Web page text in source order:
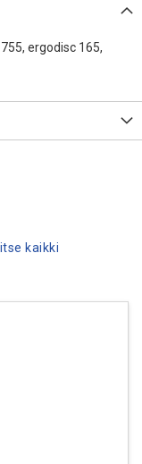
ergodisc 165,
kaikki